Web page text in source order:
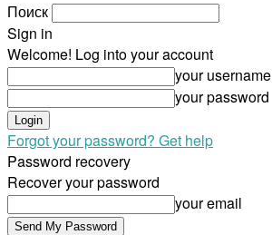
Поиск
Sign in
Welcome! Log into your account
your username
your password
Forgot your password? Get help
Password recovery
Recover your password
your email